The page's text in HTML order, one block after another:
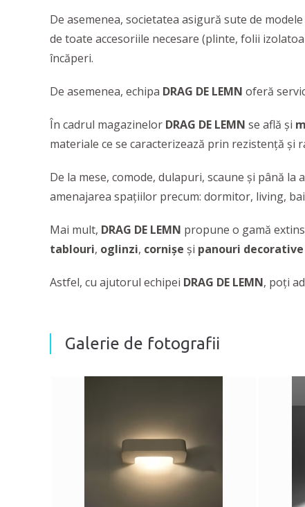
De asemenea, societatea asigură sute de modele
de toate accesoriile necesare (plinte, folii
încăperi.
De asemenea, echipa DRAG DE LEMN oferă
În cadrul magazinelor DRAG DE LEMN se află şi
materiale ce se caracterizează prin rezistenţă și
De la mese, comode, dulapuri, scaune şi până
amenajarea spaţiilor precum: dormitor, living,
Mai mult, DRAG DE LEMN propune o gamă
tablouri, oglinzi, cornișe și panouri decorative
Astfel, cu ajutorul echipei DRAG DE LEMN, poţi
Galerie de fotografii